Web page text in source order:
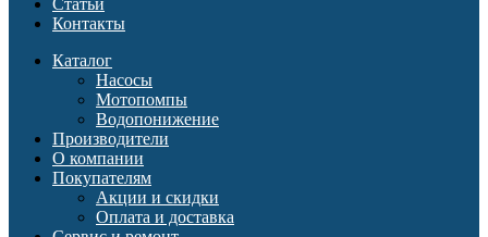
Контакты
Каталог
Насосы
Мотопомпы
Водопонижение
Производители
О компании
Покупателям
Акции и скидки
Оплата и доставка